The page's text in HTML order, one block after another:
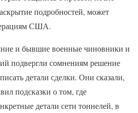
подробностей, может
США.
и бывшие военные чиновники и
подвергли сомнениям решение
детали сделки. Они сказали,
подсказки о том, где
детали сети тоннелей, в